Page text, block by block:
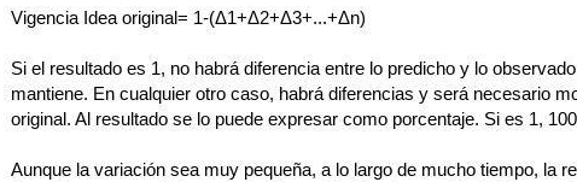
Vigencia Idea original= 1-(Δ1+Δ2+Δ3+...+Δn)
Si el resultado es 1, no habrá diferencia entre lo predicho y lo
mantiene. En cualquier otro caso, habrá diferencias y será necesario
original. Al resultado se lo puede expresar como porcentaje. Si es 1,
Aunque la variación sea muy pequeña, a lo largo de mucho tiempo, la